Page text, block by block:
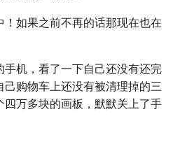
如果之前不再的话那现在也在
机，看了一下自己还没有还完
购物车上还没有被清理掉的三
万多块的画板，默默关上了手